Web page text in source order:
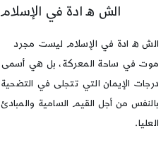
الش ه ادة في الإسلام
الش ه ادة في الإسلام ليست مجرد
موت في ساحة المعركة، بل هي أسمى
درجات الإيمان التي تتجلى في التضحية
بالنفس من أجل القيم السامية والمبادئ
العليا.